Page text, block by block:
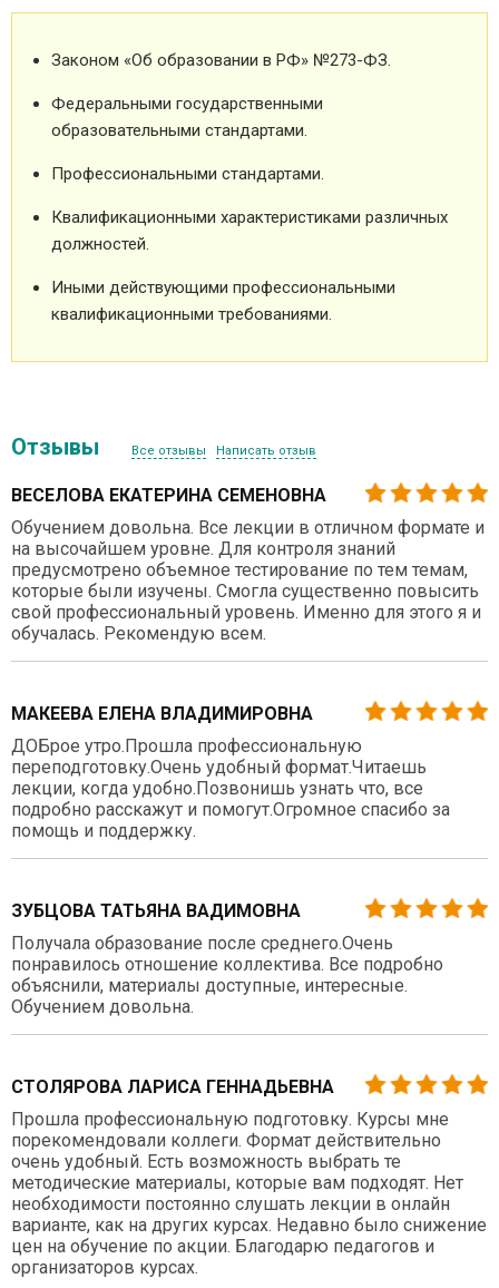
Законом «Об образовании в РФ» №273-ФЗ.
Федеральными государственными
образовательными стандартами.
Профессиональными стандартами.
Квалификационными характеристиками различных
должностей.
Иными действующими профессиональными
квалификационными требованиями.
Отзывы Все отзывы Написать отзыв
ВЕСЕЛОВА ЕКАТЕРИНА СЕМЕНОВНА
Обучением довольна. Все лекции в отличном формате и
на высочайшем уровне. Для контроля знаний
предусмотрено объемное тестирование по тем темам,
которые были изучены. Смогла существенно повысить
свой профессиональный уровень. Именно для этого я и
обучалась. Рекомендую всем.
МАКЕЕВА ЕЛЕНА ВЛАДИМИРОВНА
ДОБрое утро.Прошла профессиональную
переподготовку.Очень удобный формат.Читаешь
лекции, когда удобно.Позвонишь узнать что, все
подробно расскажут и помогут.Огромное спасибо за
помощь и поддержку.
ЗУБЦОВА ТАТЬЯНА ВАДИМОВНА
Получала образование после среднего.Очень
понравилось отношение коллектива. Все подробно
объяснили, материалы доступные, интересные.
Обучением довольна.
СТОЛЯРОВА ЛАРИСА ГЕННАДЬЕВНА
Прошла профессиональную подготовку. Курсы мне
порекомендовали коллеги. Формат действительно
очень удобный. Есть возможность выбрать те
методические материалы, которые вам подходят. Нет
необходимости постоянно слушать лекции в онлайн
варианте, как на других курсах. Недавно было снижение
цен на обучение по акции. Благодарю педагогов и
организаторов курсах.